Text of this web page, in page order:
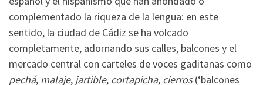
complementado la riqueza de la lengua: en este
sentido, la ciudad de Cádiz se ha volcado
completamente, adornando sus calles, balcones y el
mercado central con carteles de voces gaditanas como
pechá, malaje, jartible, cortapicha, cierros(‘balcones